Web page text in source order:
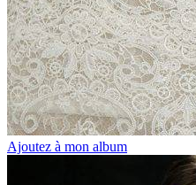
Ajoutez à mon album